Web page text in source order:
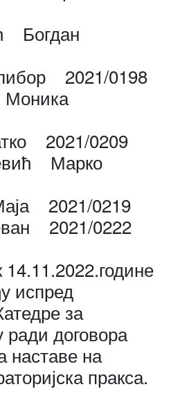
Богдан
2021/0198
2021/0209
Марко
2021/0219
2021/0222
испред
за
ради договора
наставе на
пракса.